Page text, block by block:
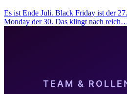
Es ist Ende Juli. Black Friday ist der
Monday der 30. Das klingt nach